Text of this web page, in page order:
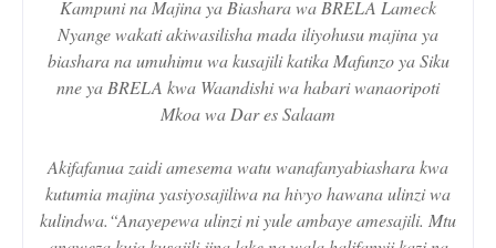
Kampuni na Majina ya Biashara wa BRELA Lameck
Nyange wakati akiwasilisha mada iliyohusu majina ya
biashara na umuhimu wa kusajili katika Mafunzo ya Siku
nne ya BRELA kwa Waandishi wa habari wanaoripoti
Mkoa wa Dar es Salaam
Akifafanua zaidi amesema watu wanafanyabiashara kwa
kutumia majina yasiyosajiliwa na hivyo hawana ulinzi wa
kulindwa.“Anayepewa ulinzi ni yule ambaye amesajili. Mtu